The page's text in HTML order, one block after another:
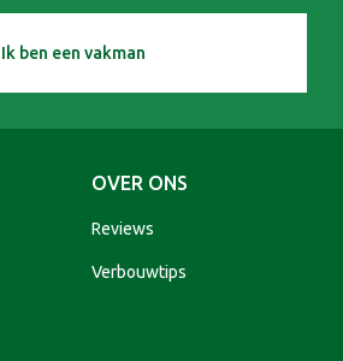
Ik ben een vakman
OVER ONS
Reviews
Verbouwtips